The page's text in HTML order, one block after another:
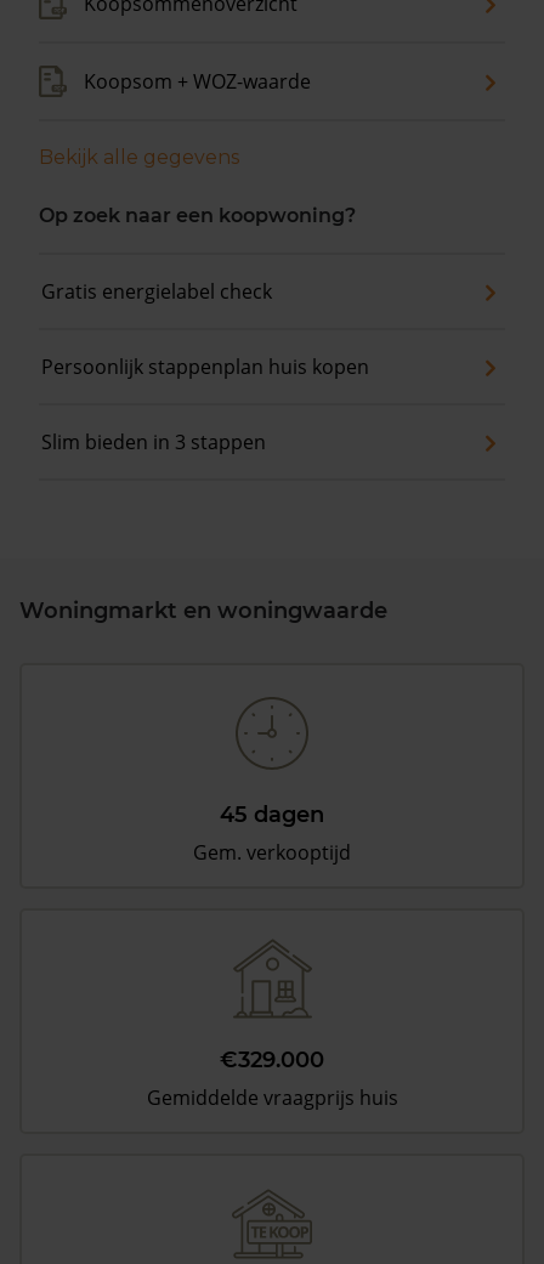
Koopsom + WOZ-waarde
Bekijk alle gegevens
Op zoek naar een koopwoning?
Gratis energielabel check
Persoonlijk stappenplan huis kopen
Slim bieden in 3 stappen
Woningmarkt en woningwaarde
45 dagen
Gem. verkooptijd
€329.000
Gemiddelde vraagprijs huis